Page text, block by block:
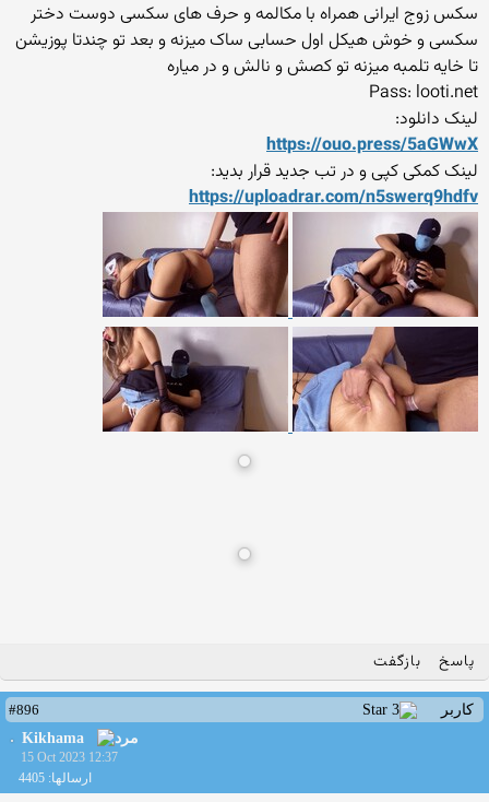
سکس زوج ایرانی همراه با مکالمه و حرف های سکسی دوست دختر
سکسی و خوش هیکل اول حسابی ساک میزنه و بعد تو چندتا پوزیشن
تا خایه تلمبه میزنه تو کصش و نالش و در میاره
Pass: looti.net
لینک دانلود:
https://ouo.press/5aGWwX
لینک کمکی کپی و در تب جدید قرار بدید:
https://uploadrar.com/n5swerq9hdfv
پاسخ بازگفت
کاربر
#896
Kikhama
15 Oct 2023 12:37
ارسالها: 4405